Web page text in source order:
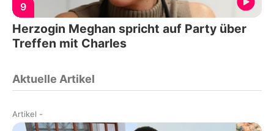
9
Herzogin Meghan spricht auf Party über
Treffen mit Charles
Aktuelle Artikel
Artikel -